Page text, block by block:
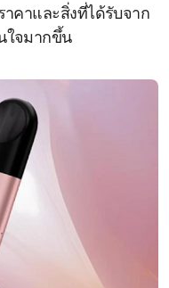
าคาและสิ่งที่ได้รับจาก
ใจมากขึ้น